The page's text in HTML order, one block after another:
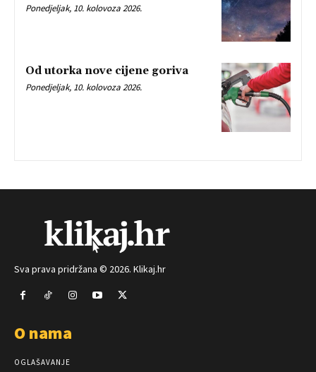
Ponedjeljak, 10. kolovoza 2026.
Od utorka nove cijene goriva
Ponedjeljak, 10. kolovoza 2026.
Sva prava pridržana © 2026. Klikaj.hr
O nama
OGLAŠAVANJE